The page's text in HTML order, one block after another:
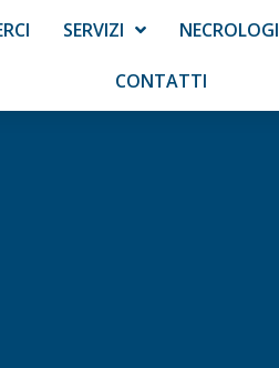
SERVIZI NECROLOGI
CONTATTI